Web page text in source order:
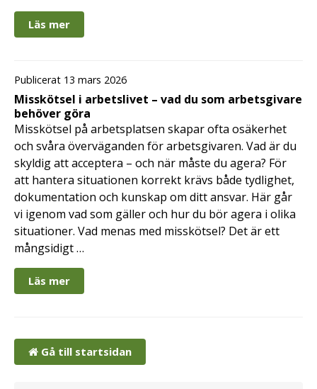
Läs mer
Publicerat 13 mars 2026
Misskötsel i arbetslivet – vad du som arbetsgivare
behöver göra
Misskötsel på arbetsplatsen skapar ofta osäkerhet
och svåra överväganden för arbetsgivaren. Vad är du
skyldig att acceptera – och när måste du agera? För
att hantera situationen korrekt krävs både tydlighet,
dokumentation och kunskap om ditt ansvar. Här går
vi igenom vad som gäller och hur du bör agera i olika
situationer. Vad menas med misskötsel? Det är ett
mångsidigt …
Läs mer
Gå till startsidan